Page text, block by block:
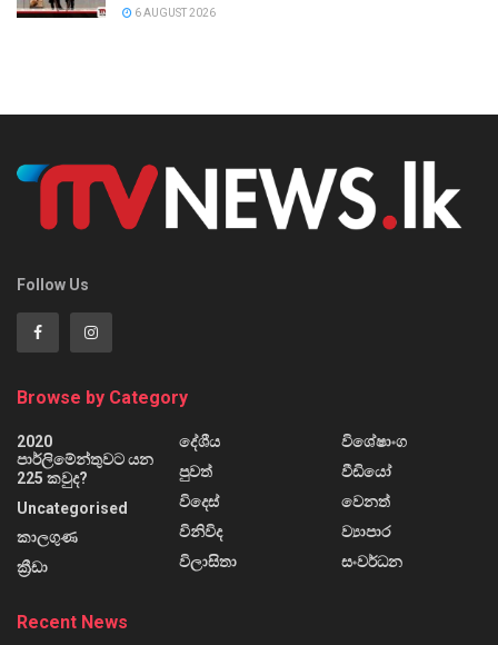
6 AUGUST 2026
Follow Us
Browse by Category
2020
පාර්ලිමේන්තුවට යන
225 කවුද?
Uncategorised
කාලගුණ
ක්‍රීඩා
දේශීය
පුවත්
විදෙස්
විනිවිද
විලාසිතා
විශේෂාංග
වීඩියෝ
වෙනත්
ව්‍යාපාර
සංවර්ධන
Recent News